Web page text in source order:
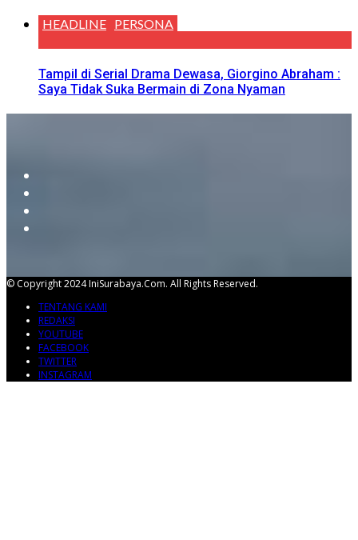
HEADLINE PERSONA
Tampil di Serial Drama Dewasa, Giorgino Abraham :
Saya Tidak Suka Bermain di Zona Nyaman
© Copyright 2024 IniSurabaya.com. All Rights Reserved.
TENTANG KAMI
REDAKSI
YOUTUBE
FACEBOOK
TWITTER
INSTAGRAM